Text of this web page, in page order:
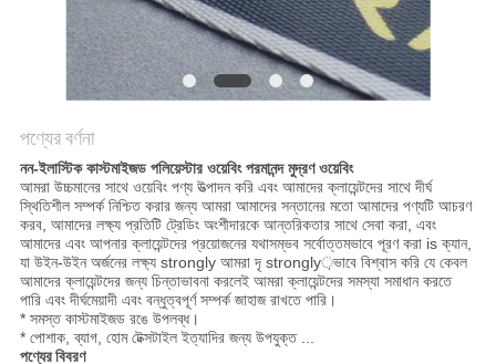
পণ্যের বর্ণনা
নন-ইলাস্টিক কাস্টমাইজড পলিয়েস্টার ওয়েবিং পরমানন্দ মুদ্রণ ওয়েবিং
আমরা উচ্চমানের সাথে ওয়েবিং পণ্য উত্পাদন করি এবং আমাদের ক্লায়েন্টদের সাথে দীর্ঘ
স্থিতিশীল সম্পর্ক নিশ্চিত করার জন্য আমরা আমাদের সন্তানের মতো আমাদের পণ্যটি আচরণ
করব, আমাদের লক্ষ্য প্রতিটি ট্রেডিং অংশীদারকে আন্তরিকতার সাথে সেবা করা, এবং
আমাদের এবং আপনার ক্লায়েন্টদের প্রয়োজনের যথাসম্ভব সর্বোত্তমভাবে পূরণ করা is ক্যান,
যা উইন-উইন অর্জনের লক্ষ্য strongly আমরা দৃ strongly়ভাবে বিশ্বাস করি যে কেবল
আমাদের ক্লায়েন্টদের জন্য চিন্তাভাবনা করলেই আমরা ক্লায়েন্টদের সমস্যা সমাধান করতে
পারি এবং দীর্ঘমেয়াদী এবং বন্ধুত্বপূর্ণ সম্পর্ক জাহাজ রাখতে পারি।
* সমস্ত কাস্টমাইজড রঙে উপলব্ধ।
* পোশাক, ব্যাগ, হোম টেক্সটাইল ইত্যাদির জন্য উপযুক্ত ...
পণ্যের বিবরণ